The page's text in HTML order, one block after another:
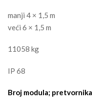
manji 4 × 1,5 m
veći 6 × 1,5 m
11058 kg
IP 68
Broj modula; pretvornika